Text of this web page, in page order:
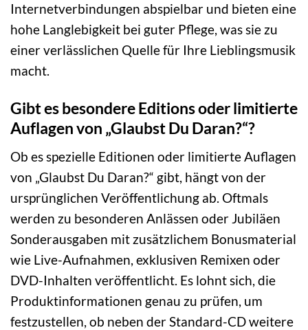
Internetverbindungen abspielbar und bieten eine
hohe Langlebigkeit bei guter Pflege, was sie zu
einer verlässlichen Quelle für Ihre Lieblingsmusik
macht.
Gibt es besondere Editions oder limitierte
Auflagen von „Glaubst Du Daran?“?
Ob es spezielle Editionen oder limitierte Auflagen
von „Glaubst Du Daran?“ gibt, hängt von der
ursprünglichen Veröffentlichung ab. Oftmals
werden zu besonderen Anlässen oder Jubiläen
Sonderausgaben mit zusätzlichem Bonusmaterial
wie Live-Aufnahmen, exklusiven Remixen oder
DVD-Inhalten veröffentlicht. Es lohnt sich, die
Produktinformationen genau zu prüfen, um
festzustellen, ob neben der Standard-CD weitere